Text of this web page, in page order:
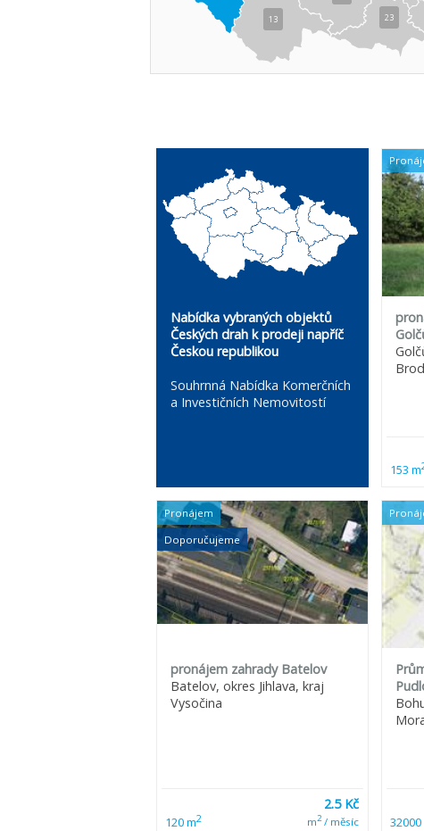
23
13
Nabídka vybraných objektů
Českých drah k prodeji napříč
Českou republikou
Souhrnná Nabídka Komerčních
a Investičních Nemovitostí
153 m
Pronájem
Doporučujeme
pronájem zahrady Batelov
Batelov, okres Jihlava, kraj
Vysočina
120 m2
2.5 Kč
m2/ měsíc